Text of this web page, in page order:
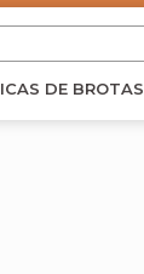
DE BROTAS